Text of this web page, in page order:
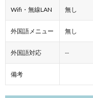
Wifi・無線LAN 無し
外国語メニュー 無し
外国語対応 --
備考